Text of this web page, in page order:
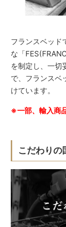
フランスベッド
な「
を制定し、一切
で、フランスベ
けています。
※一部、輸入商
こだわりの